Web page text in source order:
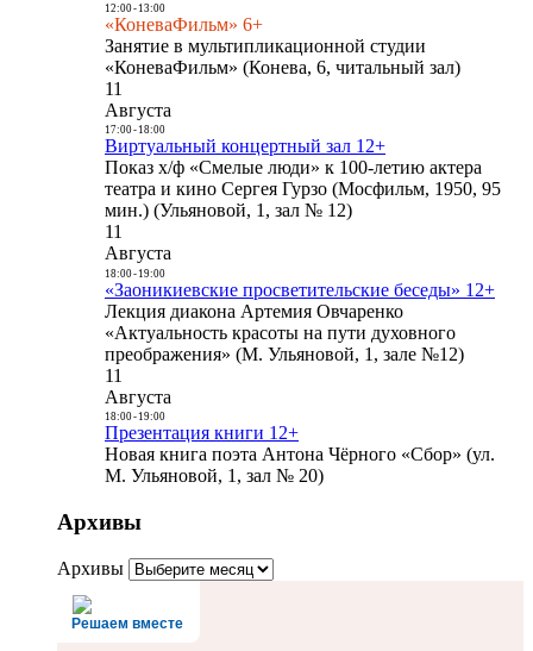
12:00- 13:00
«КоневаФильм» 6+
Занятие в мультипликационной студии
«КоневаФильм» (Конева, 6, читальный зал)
11
Августа
17:00- 18:00
Виртуальный концертный зал 12+
Показ х/ф «Смелые люди» к 100-летию актера
театра и кино Сергея Гурзо (Мосфильм, 1950, 95
мин.) (Ульяновой, 1, зал № 12)
11
Августа
18:00- 19:00
«Заоникиевские просветительские беседы» 12+
Лекция диакона Артемия Овчаренко
«Актуальность красоты на пути духовного
преображения» (М. Ульяновой, 1, зале №12)
11
Августа
18:00- 19:00
Презентация книги 12+
Новая книга поэта Антона Чёрного «Сбор» (ул.
М. Ульяновой, 1, зал № 20)
Архивы
Архивы
Решаем вместе